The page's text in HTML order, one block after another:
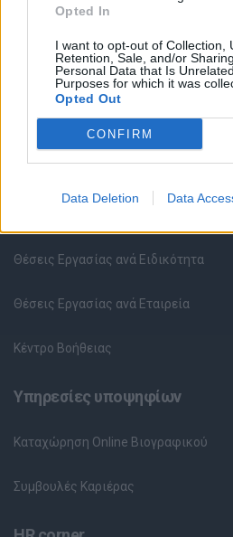
Opted In
I want to opt-out of Collection,
Retention, Sale, and/or
Personal Data that Is
Purposes for which it was
Opted Out
CONFIRM
Data Deletion Data
Θέσεις εργασίας
Θέσεις Εργασίας ανά Ειδικότητα
Θέσεις Εργασίας ανά Εταιρεία
Κέντρο Βοήθειας
Υπηρεσίες υποψηφίων
Καταχώρηση Online Βιογραφικού
Συμβουλές Καριέρας